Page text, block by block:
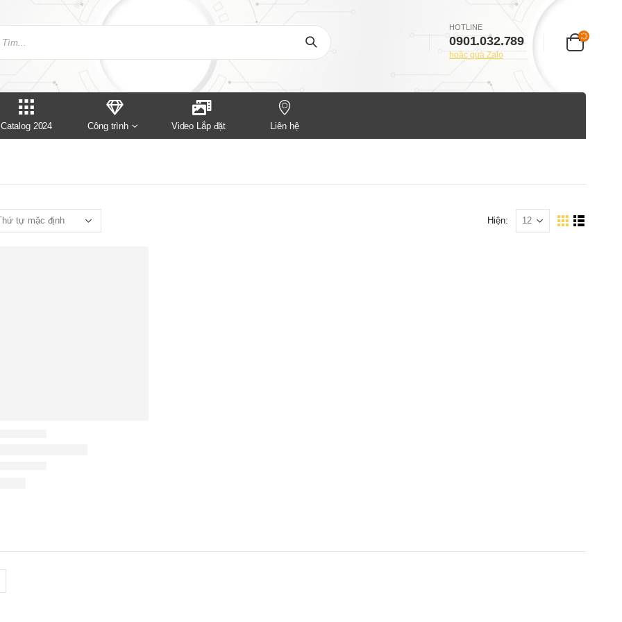
HOTLINE
0901.032.789
hoặc qua Zalo
Catalog 2024 Công trình Video Lắp đặt Liên hệ
Hiện: